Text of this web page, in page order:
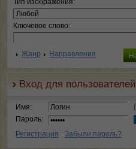
Тип изображения:
Ключевое слово:
Жанр Направления
Вход для пользователей
Имя:
Пароль:
Регистрация
Забыли пароль?